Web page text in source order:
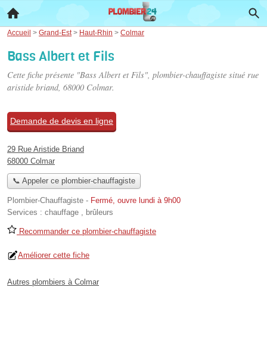
Accueil > Grand-Est > Haut-Rhin > Colmar
Bass Albert et Fils
Cette fiche présente "Bass Albert et Fils", plombier-chauffagiste situé rue
aristide briand, 68000 Colmar.
Demande de devis en ligne
29 Rue Aristide Briand
68000 Colmar
📞 Appeler ce plombier-chauffagiste
Plombier-Chauffagiste - Fermé, ouvre lundi à 9h00
Services : chauffage , brûleurs
Recommander ce plombier-chauffagiste
Améliorer cette fiche
Autres plombiers à Colmar